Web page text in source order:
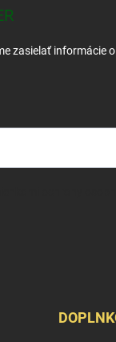
zasielať informácie